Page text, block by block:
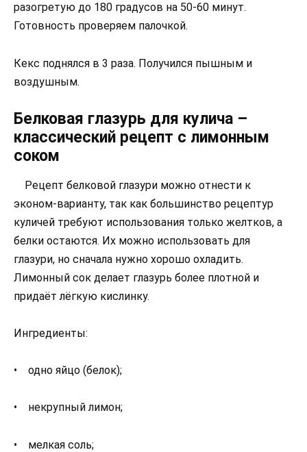
разогретую до 180 градусов на 50-60 минут.
Готовность проверяем палочкой.
Кекс поднялся в 3 раза. Получился пышным и
воздушным.
Белковая глазурь для кулича –
классический рецепт с лимонным
соком
Рецепт белковой глазури можно отнести к
эконом-варианту, так как большинство рецептур
куличей требуют использования только желтков, а
белки остаются. Их можно использовать для
глазури, но сначала нужно хорошо охладить.
Лимонный сок делает глазурь более плотной и
придаёт лёгкую кислинку.
Ингредиенты:
• одно яйцо (белок);
• некрупный лимон;
• мелкая соль;